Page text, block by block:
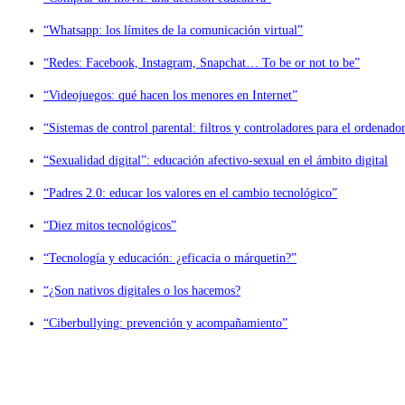
“Whatsapp: los límites de la comunicación virtual”
“Redes: Facebook, Instagram, Snapchat… To be or not to be”
“Videojuegos: qué hacen los menores en Internet”
“Sistemas de control parental: filtros y controladores para el
“Sexualidad digital”: educación afectivo-sexual en el ámbito digital
“Padres 2.0: educar los valores en el cambio tecnológico”
“Diez mitos tecnológicos”
“Tecnología y educación: ¿eficacia o márquetin?”
“¿Son nativos digitales o los hacemos?
“Ciberbullying: prevención y acompañamiento”